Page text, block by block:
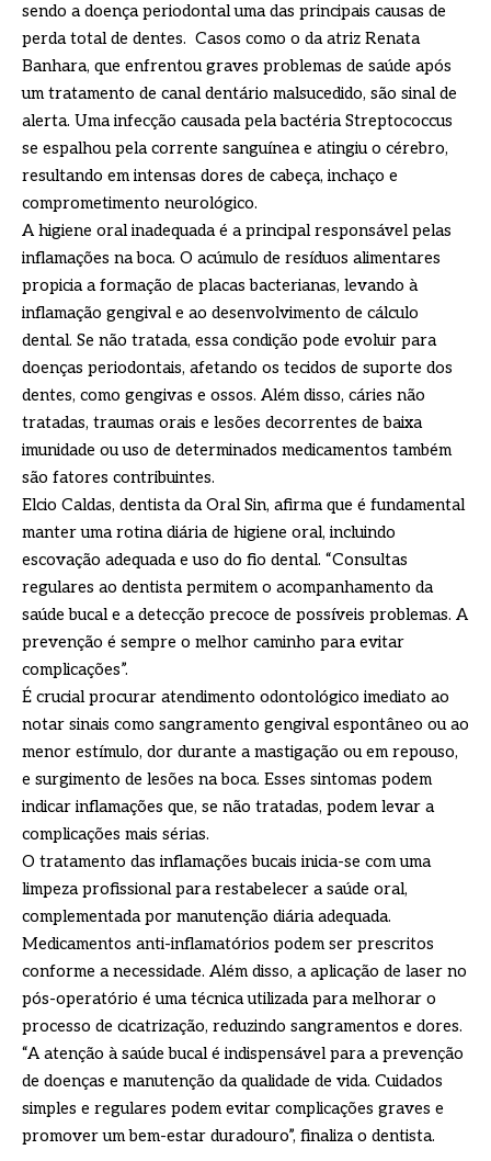
sendo a doença periodontal uma das principais causas de
perda total de dentes. ​ Casos como o da atriz Renata
Banhara, que enfrentou graves problemas de saúde após
um tratamento de canal dentário malsucedido, são sinal de
alerta. Uma infecção causada pela bactéria Streptococcus
se espalhou pela corrente sanguínea e atingiu o cérebro,
resultando em intensas dores de cabeça, inchaço e
comprometimento neurológico.
A higiene oral inadequada é a principal responsável pelas
inflamações na boca. O acúmulo de resíduos alimentares
propicia a formação de placas bacterianas, levando à
inflamação gengival e ao desenvolvimento de cálculo
dental. Se não tratada, essa condição pode evoluir para
doenças periodontais, afetando os tecidos de suporte dos
dentes, como gengivas e ossos. Além disso, cáries não
tratadas, traumas orais e lesões decorrentes de baixa
imunidade ou uso de determinados medicamentos também
são fatores contribuintes.​
Elcio Caldas, dentista da Oral Sin, afirma que é fundamental
manter uma rotina diária de higiene oral, incluindo
escovação adequada e uso do fio dental. “Consultas
regulares ao dentista permitem o acompanhamento da
saúde bucal e a detecção precoce de possíveis problemas. A
prevenção é sempre o melhor caminho para evitar
complicações”.
É crucial procurar atendimento odontológico imediato ao
notar sinais como sangramento gengival espontâneo ou ao
menor estímulo, dor durante a mastigação ou em repouso,
e surgimento de lesões na boca. Esses sintomas podem
indicar inflamações que, se não tratadas, podem levar a
complicações mais sérias.​
O tratamento das inflamações bucais inicia-se com uma
limpeza profissional para restabelecer a saúde oral,
complementada por manutenção diária adequada.
Medicamentos anti-inflamatórios podem ser prescritos
conforme a necessidade. Além disso, a aplicação de laser no
pós-operatório é uma técnica utilizada para melhorar o
processo de cicatrização, reduzindo sangramentos e dores.​
“A atenção à saúde bucal é indispensável para a prevenção
de doenças e manutenção da qualidade de vida. Cuidados
simples e regulares podem evitar complicações graves e
promover um bem-estar duradouro”, finaliza o dentista.